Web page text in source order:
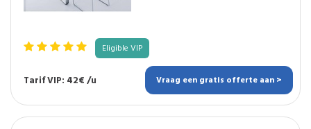
Eligible VIP
Tarif VIP: 42€ /u Vraag een gratis offerte aan >